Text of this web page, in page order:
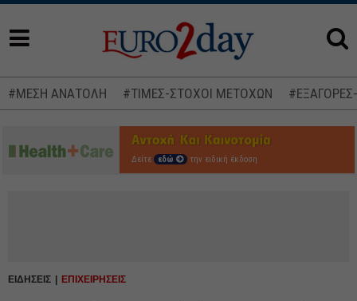
#ΜΕΣΗ ΑΝΑΤΟΛΗ #ΤΙΜΕΣ-ΣΤΟΧΟΙ ΜΕΤΟΧΩΝ
Δείτε εδώ την ειδική έκδοση
ΕΙΔΗΣΕΙΣ ΕΠΙΧΕΙΡΗΣΕΙΣ